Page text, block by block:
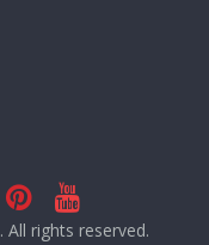
. All rights reserved.